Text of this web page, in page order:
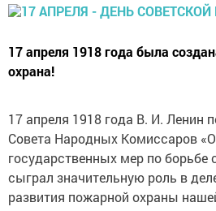
17 апреля 1918 года была
охрана!
17 апреля 1918 года В. И. Ленин
Совета Народных Комиссаров
государственных мер по борьбе
сыграл значительную роль в
развития пожарной охраны